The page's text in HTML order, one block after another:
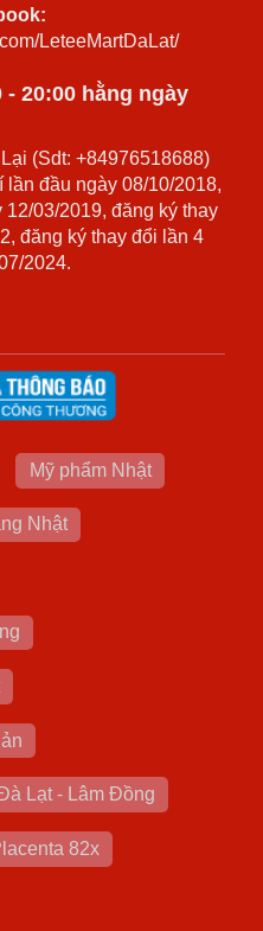
LeteeMartDaLat/
20:00 hằng ngày
(Sdt: +84976518688)
lần đầu ngày 08/10/2018,
03/2019, đăng ký thay
đăng ký thay đổi lần 4
2024.
Mỹ phẩm Nhật
Nhật
Lạt - Lâm Đồng
82x